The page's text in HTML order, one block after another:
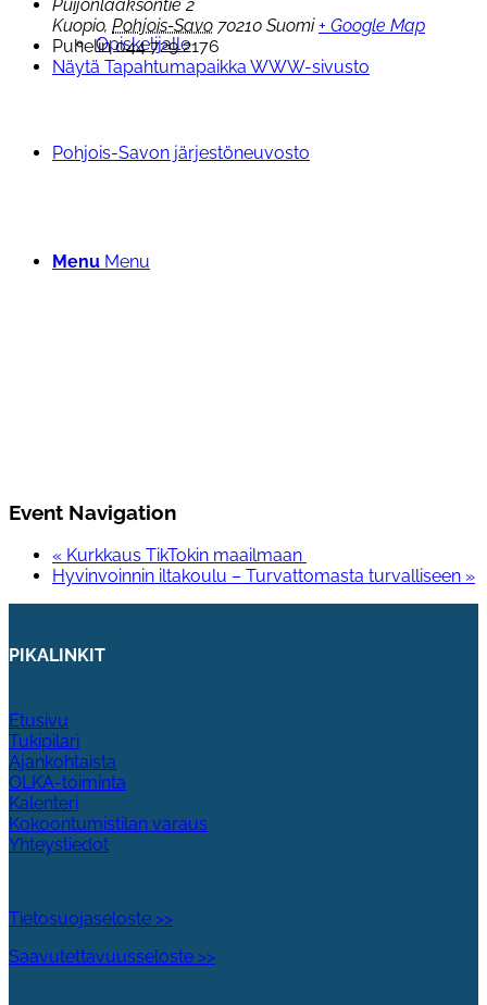
Opiskelijalle
Pohjois-Savon järjestöneuvosto
Menu Menu
Puijonlaaksontie 2
Kuopio, Pohjois-Savo 70210 Suomi + Google Map
Puhelin 044 729 2176
Näytä Tapahtumapaikka WWW-sivusto
Event Navigation
« Kurkkaus TikTokin maailmaan
Hyvinvoinnin iltakoulu – Turvattomasta turvalliseen »
PIKALINKIT
Etusivu
Tukipilari
Ajankohtaista
OLKA-toiminta
Kalenteri
Kokoontumistilan varaus
Yhteystiedot
Tietosuojaseloste >>
Saavutettavuusseloste >>